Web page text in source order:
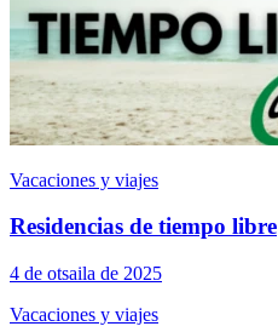
Vacaciones y viajes
Residencias de tiempo libre
4 de otsaila de 2025
Vacaciones y viajes